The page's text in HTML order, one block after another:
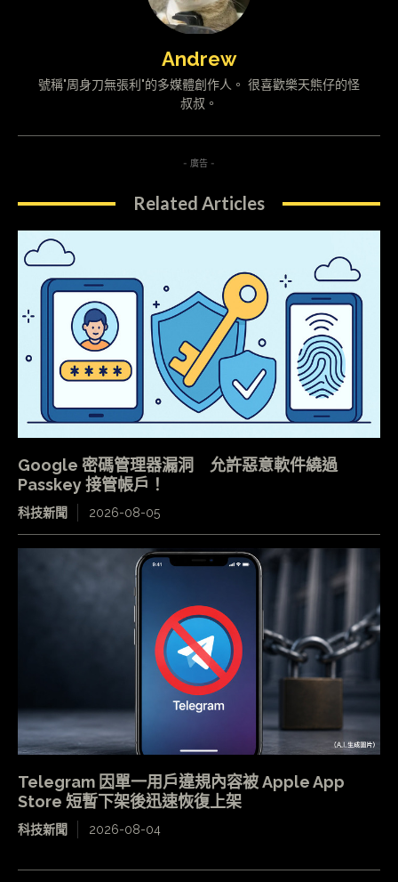
Andrew
號稱"周身刀無張利"的多媒體創作人。 很喜歡樂天熊仔的怪
叔叔。
- 廣告 -
Related Articles
Google 密碼管理器漏洞 允許惡意軟件繞過
Passkey 接管帳戶！
科技新聞 2026-08-05
Telegram 因單一用戶違規內容被 Apple App
Store 短暫下架後迅速恢復上架
科技新聞 2026-08-04